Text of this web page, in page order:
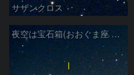
サザンクロス
夜空は宝石箱(おおぐま座 M109) Seestar50